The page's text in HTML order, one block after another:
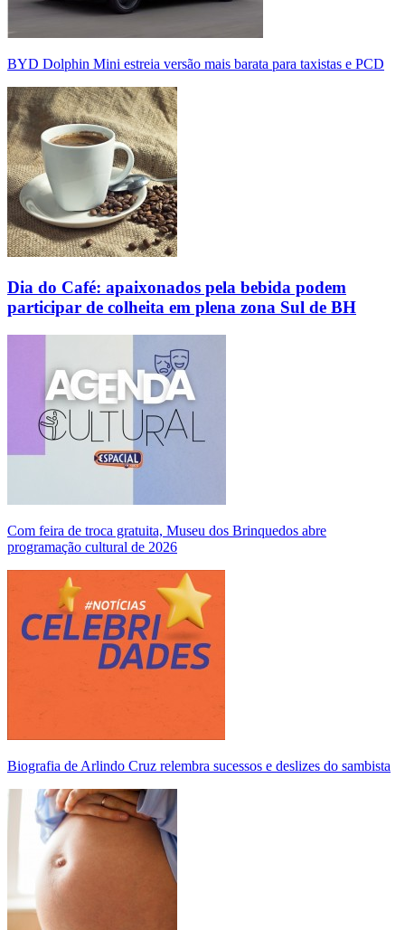
BYD Dolphin Mini estreia versão mais barata para taxistas e PCD
Dia do Café: apaixonados pela bebida podem
participar de colheita em plena zona Sul de BH
Com feira de troca gratuita, Museu dos Brinquedos abre
programação cultural de 2026
Biografia de Arlindo Cruz relembra sucessos e deslizes do sambista